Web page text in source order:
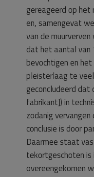
gereageerd op het
en, samengevat
van de
dat het aantal van
bevochtigen en
pleisterlaag te
geconcludeerd
fabrikant]) in
zodanig
conclusie is door
Daarmee staat
tekortgeschoten is
overeengekomen